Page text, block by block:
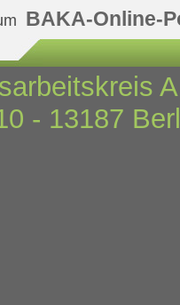
BAKA-Online-
- 13187